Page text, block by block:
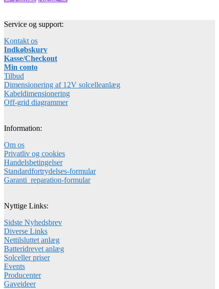
Service og support:
Kontakt os
Indkøbskurv
Kasse/Checkout
Min conto
Tilbud
Dimensionering af 12V solcelleanlæg
Kabeldimensionering
Off-grid diagrammer
Information:
Om os
Privatliv og cookies
Handelsbetingelser
Standardfortrydelses-formular
Garanti_reparation-formular
Nyttige Links:
Sidste Nyhedsbrev
Diverse Links
Nettilsluttet anlæg
Batteridrevet anlæg
Solceller priser
Events
Producenter
Gaveideer